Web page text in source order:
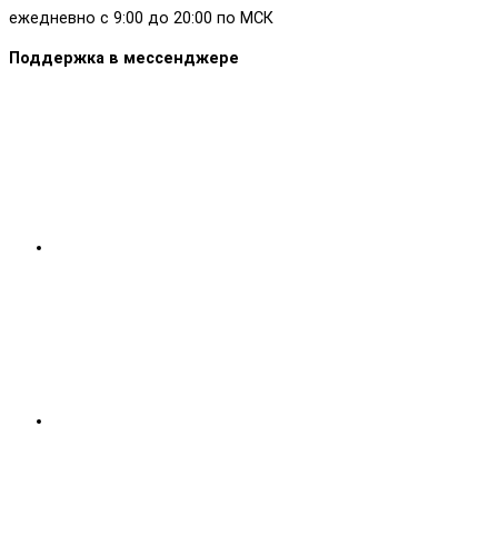
ежедневно с 9:00 до 20:00 по МСК
Поддержка в мессенджере